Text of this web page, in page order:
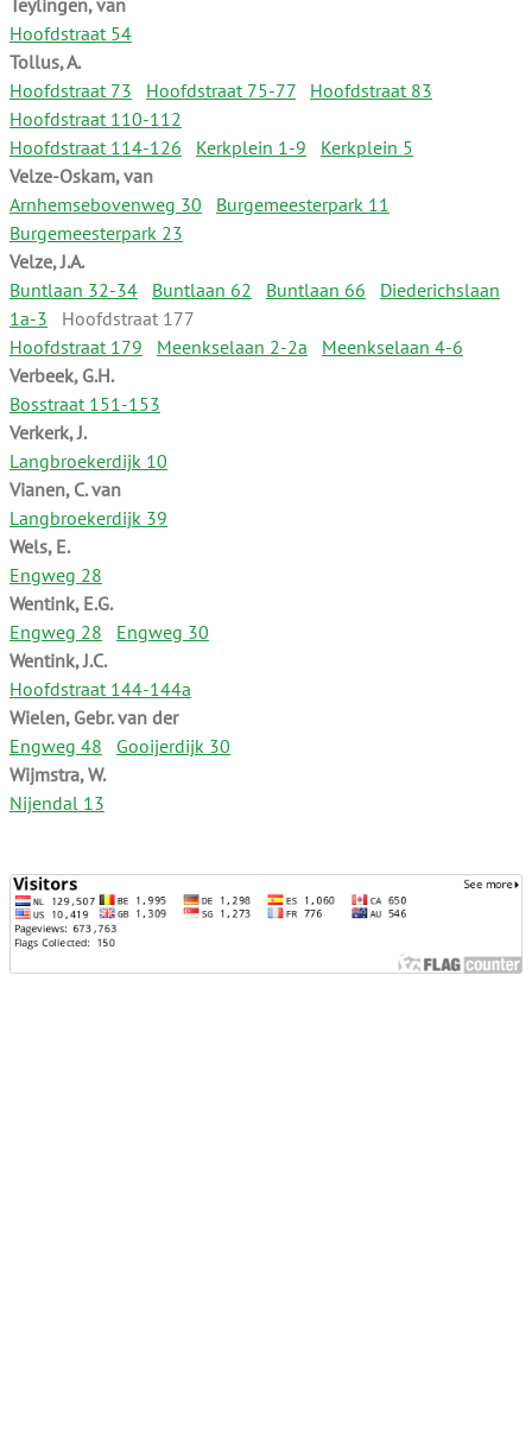
Teylingen, van
Hoofdstraat 54
Tollus, A.
Hoofdstraat 73
Hoofdstraat 75-77
Hoofdstraat 83
Hoofdstraat 110-112
Hoofdstraat 114-126
Kerkplein 1-9
Kerkplein 5
Velze-Oskam, van
Arnhemsebovenweg 30
Burgemeesterpark 11
Burgemeesterpark 23
Velze, J.A.
Buntlaan 32-34
Buntlaan 62 Buntlaan 66
Diederichslaan
1a-3 Hoofdstraat 177
Hoofdstraat 179
Meenkselaan 2-2a
Meenkselaan 4-6
Verbeek, G.H.
Bosstraat 151-153
Verkerk, J.
Langbroekerdijk 10
Vianen, C. van
Langbroekerdijk 39
Wels, E.
Engweg 28
Wentink, E.G.
Engweg 28
Engweg 30
Wentink, J.C.
Hoofdstraat 144-144a
Wielen, Gebr. van der
Engweg 48
Gooijerdijk 30
Wijmstra, W.
Nijendal 13